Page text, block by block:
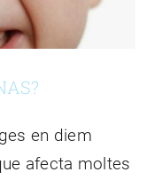
en diem
afecta moltes